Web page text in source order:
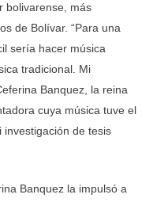
bolivarense, más
de Bolívar. “Para una
sería hacer música
tradicional. Mi
Banquez, la reina
cuya música tuve el
investigación de tesis
Banquez la impulsó a